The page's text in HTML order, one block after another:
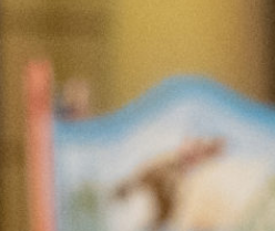
sicherlich im Zwiebel-
darf dabei nicht
Weihnachtsmarkt,